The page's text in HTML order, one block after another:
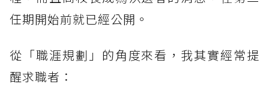
任期開始前就已經公開。
從「職涯規劃」的角度來看，我其實經常提
醒求職者：